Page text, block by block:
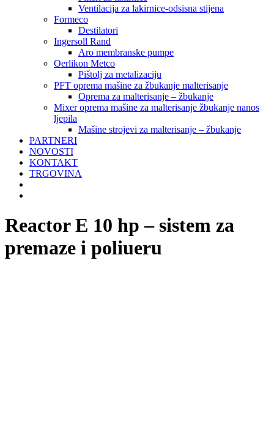
Ventilacija za lakirnice-odsisna stijena
Formeco
Destilatori
Ingersoll Rand
Aro membranske pumpe
Oerlikon Metco
Pištolj za metalizaciju
PFT oprema mašine za žbukanje malterisanje
Oprema za malterisanje – žbukanje
Mixer oprema mašine za malterisanje žbukanje nanos
ljepila
Mašine strojevi za malterisanje – žbukanje
PARTNERI
NOVOSTI
KONTAKT
TRGOVINA
Reactor E 10 hp – sistem za
premaze i poliueru